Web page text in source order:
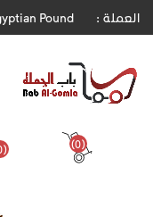
العملة :
(0)